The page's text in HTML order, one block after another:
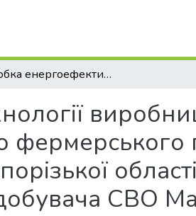
Розробка енергоефективної технології виробництва яловичини у виробничих умовах селянського фермерського господарства «Міраж» Оріхівського району Запорізької області: пояснювальна записка до дипломної роботи здобувача СВО Магістр
фермерського
СВО